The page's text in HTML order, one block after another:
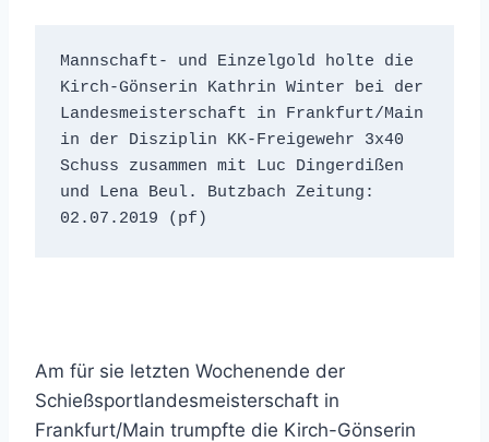
Mannschaft- und Einzelgold holte die
Kirch-Gönserin Kathrin Winter bei der
Landesmeisterschaft in Frankfurt/Main
in der Disziplin KK-Freigewehr 3x40
Schuss zusammen mit Luc Dingerdißen
und Lena Beul. Butzbach Zeitung:
02.07.2019 (pf)
Am für sie letzten Wochenende der
Schießsportlandesmeisterschaft in
Frankfurt/Main trumpfte die Kirch-Gönserin